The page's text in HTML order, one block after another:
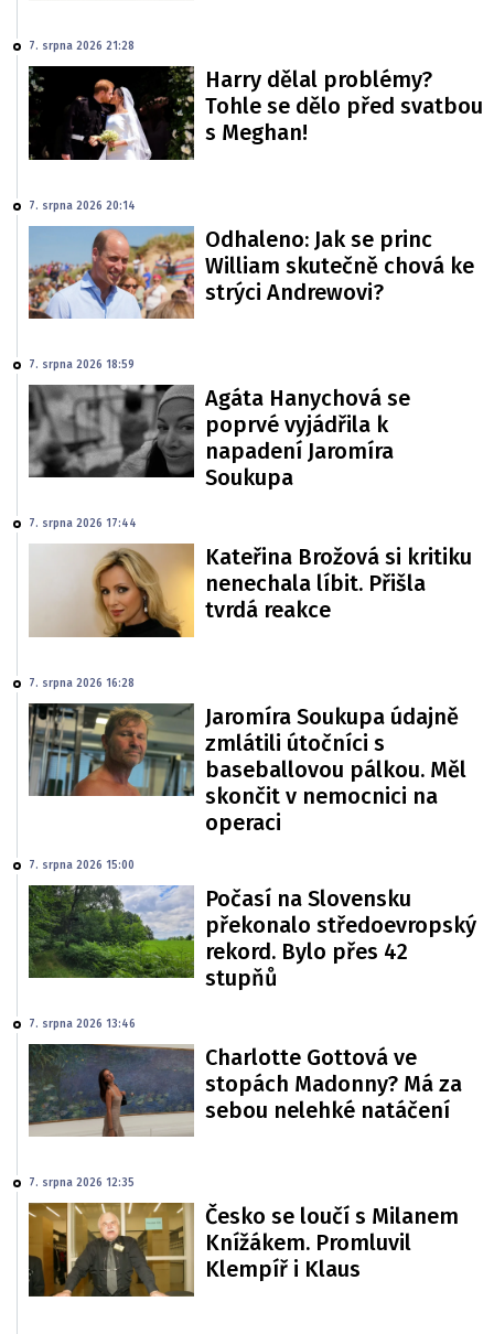
7. srpna 2026 21:28
Harry dělal problémy?
Tohle se dělo před svatbou
s Meghan!
7. srpna 2026 20:14
Odhaleno: Jak se princ
William skutečně chová ke
strýci Andrewovi?
7. srpna 2026 18:59
Agáta Hanychová se
poprvé vyjádřila k
napadení Jaromíra
Soukupa
7. srpna 2026 17:44
Kateřina Brožová si kritiku
nenechala líbit. Přišla
tvrdá reakce
7. srpna 2026 16:28
Jaromíra Soukupa údajně
zmlátili útočníci s
baseballovou pálkou. Měl
skončit v nemocnici na
operaci
7. srpna 2026 15:00
Počasí na Slovensku
překonalo středoevropský
rekord. Bylo přes 42
stupňů
7. srpna 2026 13:46
Charlotte Gottová ve
stopách Madonny? Má za
sebou nelehké natáčení
7. srpna 2026 12:35
Česko se loučí s Milanem
Knížákem. Promluvil
Klempíř i Klaus